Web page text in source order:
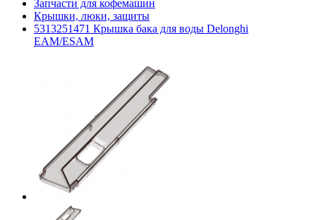
Запчасти для кофемашин
Крышки, люки, защиты
5313251471 Крышка бака для воды Delonghi
EAM/ESAM